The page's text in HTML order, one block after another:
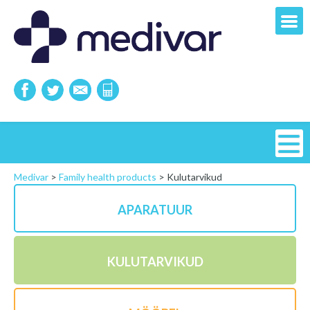
Medivar > Family health products > Kulutarvikud
APARATUUR
KULUTARVIKUD